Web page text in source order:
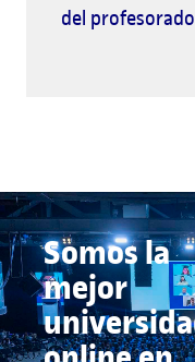
del
Somos la
mejor